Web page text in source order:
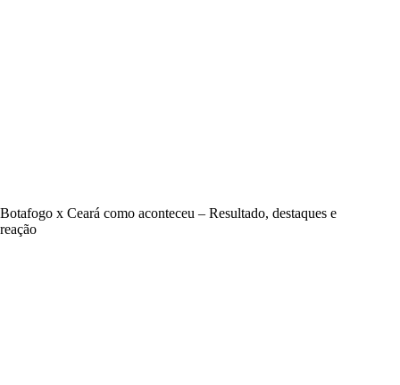
Botafogo x Ceará como aconteceu – Resultado, destaques e
reação